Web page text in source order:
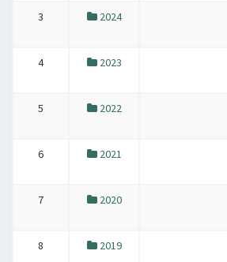
3 2024
4 2023
5 2022
6 2021
7 2020
8 2019